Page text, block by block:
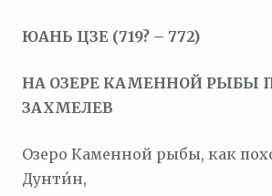
ЮАНЬ ЦЗЕ (719? – 772)
НА ОЗЕРЕ КАМЕННОЙ РЫБЫ
ЗАХМЕЛЕВ
Озеро Каменной рыбы, как
Дунти́н,